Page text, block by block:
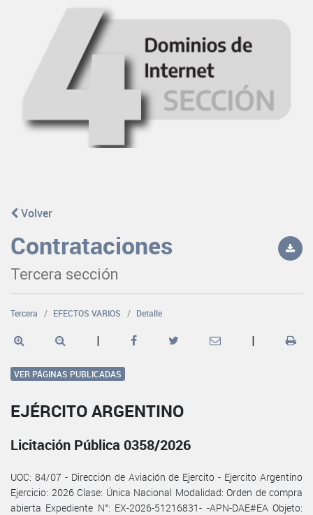
Volver
Contrataciones
Tercera sección
Tercera EFECTOS VARIOS Detalle
| |
VER PÁGINAS PUBLICADAS
EJÉRCITO ARGENTINO
Licitación Pública 0358/2026
UOC: 84/07 - Dirección de Aviación de Ejercito - Ejercito Argentino
Ejercicio: 2026 Clase: Única Nacional Modalidad: Orden de compra
abierta Expediente N°: EX-2026-51216831- -APN-DAE#EA Objeto: